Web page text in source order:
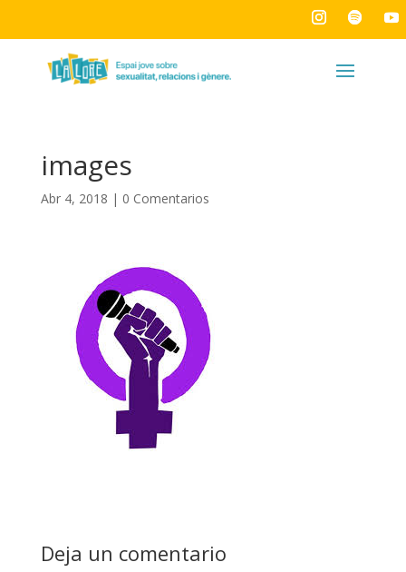
images
Abr 4, 2018 | 0 Comentarios
Deja un comentario